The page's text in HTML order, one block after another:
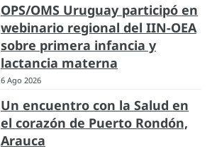
OPS/OMS Uruguay participó en
webinario regional del IIN-OEA
sobre primera infancia y
lactancia materna
6 Ago 2026
Un encuentro con la Salud en
el corazón de Puerto Rondón,
Arauca